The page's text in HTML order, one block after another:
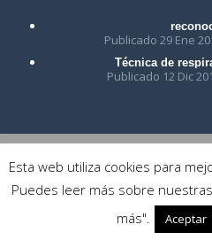
Publicado 29 Ene
Técnica de
Publicado 12 Dic
Copyright © 2018 Crea-t |
Desarrollo Personal
Esta web utiliza cookies para
Puedes leer más sobre
más".
Aceptar